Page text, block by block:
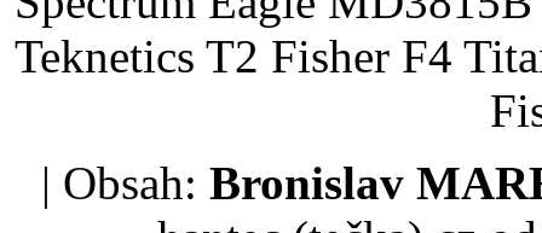
Teknetics T2 Fisher F4
| Obsah: Bronislav